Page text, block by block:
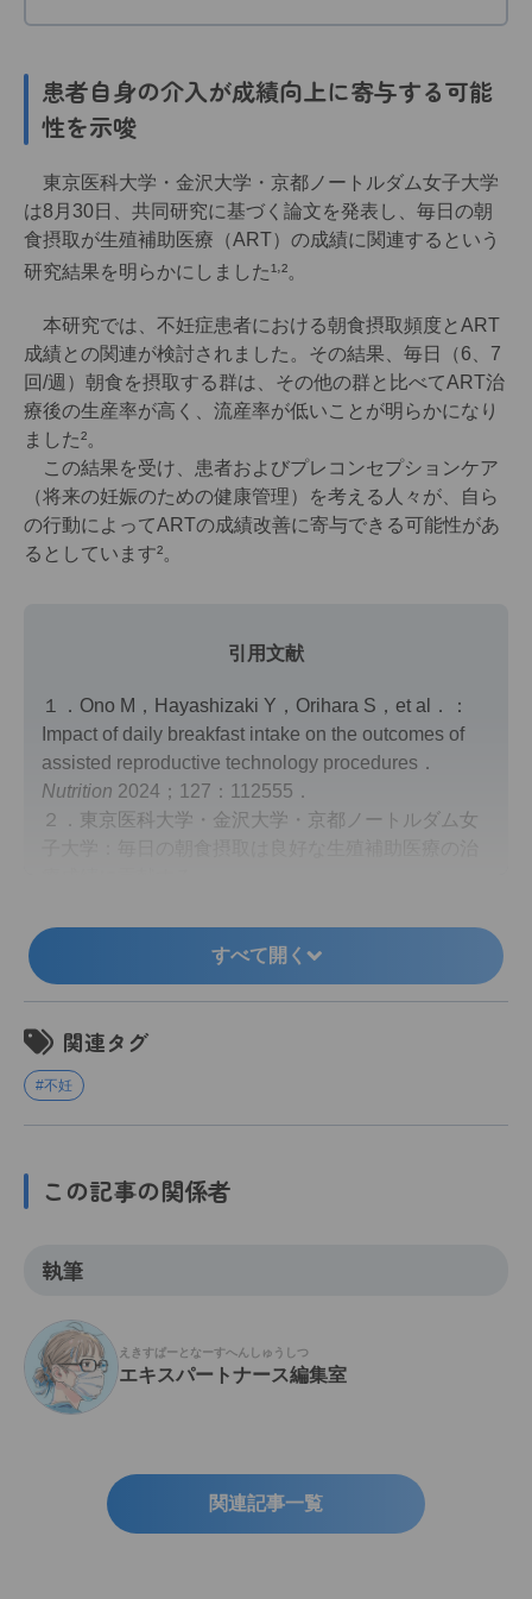
患者自身の介入が成績向上に寄与する可能
性を示唆
東京医科大学・金沢大学・京都ノートルダム女子大学
は8月30日、共同研究に基づく論文を発表し、毎日の朝
食摂取が生殖補助医療（ART）の成績に関連するという
研究結果を明らかにしました¹,²。
本研究では、不妊症患者における朝食摂取頻度とART
成績との関連が検討されました。その結果、毎日（6、7
回/週）朝食を摂取する群は、その他の群と比べてART治
療後の生産率が高く、流産率が低いことが明らかになり
ました²。
この結果を受け、患者およびプレコンセプションケア
（将来の妊娠のための健康管理）を考える人々が、自ら
の行動によってARTの成績改善に寄与できる可能性があ
るとしています²。
引用文献
１．Ono M，Hayashizaki Y，Orihara S，et al．：
Impact of daily breakfast intake on the outcomes of
assisted reproductive technology procedures．
Nutrition 2024；127：112555．
２．東京医科大学・金沢大学・京都ノートルダム女
release.pdf
（2024.9.20アクセス）
https://www.kanazawa-u.ac.jp/wp/wp-content/uplo
ads/2024/08/20240830_re.pdf
（2024.9.20アクセ
https://www.notredame.ac.jp/nd-admin/wp-conten
t/uploads/2024/08/c749ec69e9678888d4dfd7c262
b3ffab.pdf
すべて開く
関連タグ
#不妊
この記事の関係者
執筆
えきすぱーとなーすへんしゅうしつ
エキスパートナース編集室
関連記事一覧